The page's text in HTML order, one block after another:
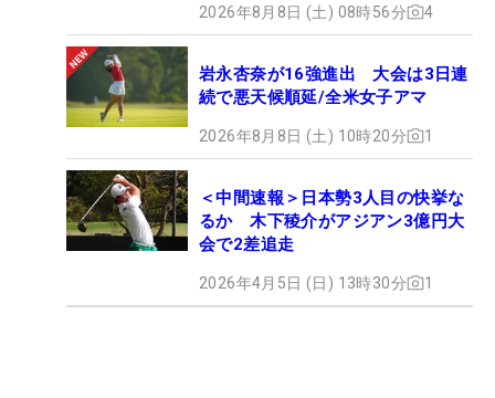
2026年8月8日 (土) 08時56分 4
岩永杏奈が16強進出 大会は3日連
続で悪天候順延/全米女子アマ
2026年8月8日 (土) 10時20分 1
＜中間速報＞日本勢3人目の快挙な
るか 木下稜介がアジアン3億円大
会で2差追走
2026年4月5日 (日) 13時30分 1